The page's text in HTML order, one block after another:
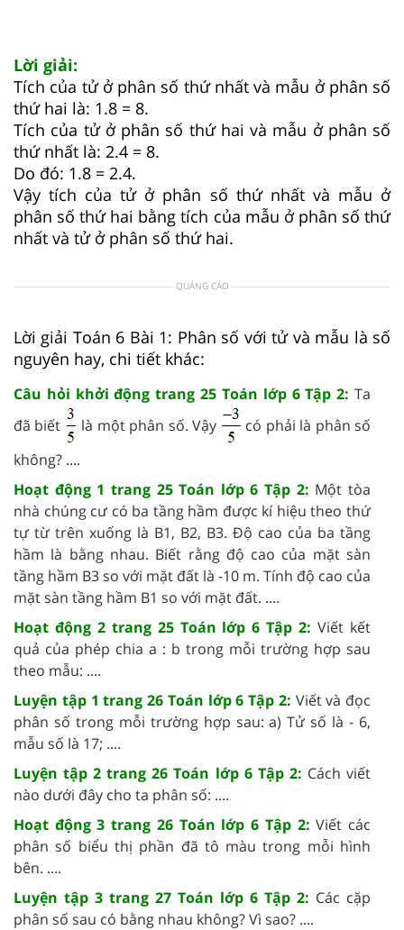
Lời giải:
Tích của tử ở phân số thứ nhất và mẫu ở phân số
thứ hai là: 1.8 = 8.
Tích của tử ở phân số thứ hai và mẫu ở phân số
thứ nhất là: 2.4 = 8.
Do đó: 1.8 = 2.4.
Vậy tích của tử ở phân số thứ nhất và mẫu ở
phân số thứ hai bằng tích của mẫu ở phân số thứ
nhất và tử ở phân số thứ hai.
QUẢNG CÁO
Lời giải Toán 6 Bài 1: Phân số với tử và mẫu là số
nguyên hay, chi tiết khác:
Câu hỏi khởi động trang 25 Toán lớp 6 Tập 2: Ta
đã biết
là một phân số. Vậy
có phải là phân số
không? ....
Hoạt động 1 trang 25 Toán lớp 6 Tập 2: Một tòa
nhà chúng cư có ba tầng hầm được kí hiệu theo thứ
tự từ trên xuống là B1, B2, B3. Độ cao của ba tầng
hầm là bằng nhau. Biết rằng độ cao của mặt sàn
tầng hầm B3 so với mặt đất là -10 m. Tính độ cao của
mặt sàn tầng hầm B1 so với mặt đất. ....
Hoạt động 2 trang 25 Toán lớp 6 Tập 2: Viết kết
quả của phép chia a : b trong mỗi trường hợp sau
theo mẫu: ....
Luyện tập 1 trang 26 Toán lớp 6 Tập 2: Viết và đọc
phân số trong mỗi trường hợp sau: a) Tử số là - 6,
mẫu số là 17; ....
Luyện tập 2 trang 26 Toán lớp 6 Tập 2: Cách viết
nào dưới đây cho ta phân số: ....
Hoạt động 3 trang 26 Toán lớp 6 Tập 2: Viết các
phân số biểu thị phần đã tô màu trong mỗi hình
bên. ....
Luyện tập 3 trang 27 Toán lớp 6 Tập 2: Các cặp
phân số sau có bằng nhau không? Vì sao? ....